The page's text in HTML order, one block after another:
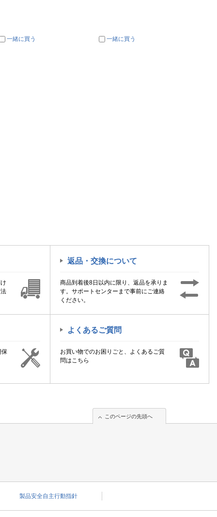
一緒に買う 一緒に買う
返品・交換について
商品到着後8日以内に限り、返品を承りま
す。サポートセンターまで事前にご連絡
ください。
保
よくあるご質問
お買い物でのお困りごと、よくあるご質
問はこちら
このページの先頭へ
このページの先頭へ
製品安全自主行動指針